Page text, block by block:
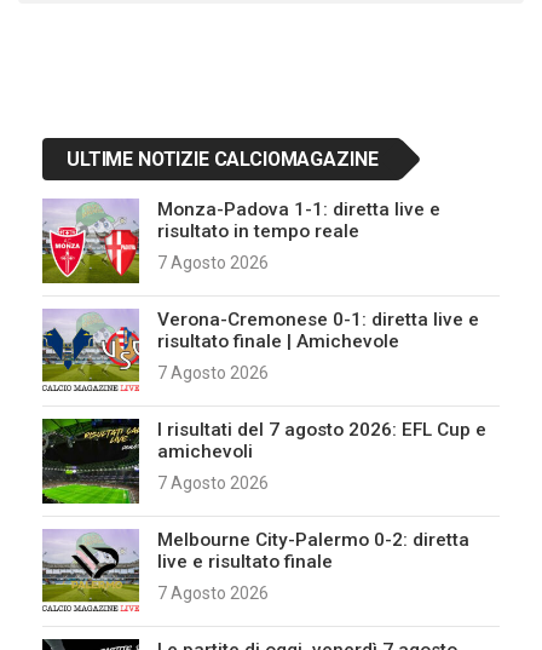
ULTIME NOTIZIE CALCIOMAGAZINE
Monza-Padova 1-1: diretta live e
risultato in tempo reale
7 Agosto 2026
Verona-Cremonese 0-1: diretta live e
risultato finale | Amichevole
7 Agosto 2026
I risultati del 7 agosto 2026: EFL Cup e
amichevoli
7 Agosto 2026
Melbourne City-Palermo 0-2: diretta
live e risultato finale
7 Agosto 2026